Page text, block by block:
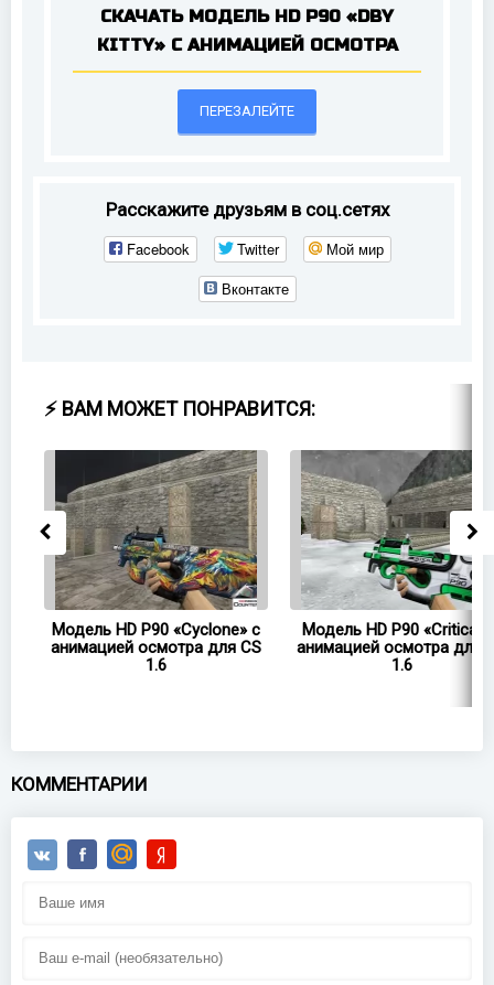
СКАЧАТЬ МОДЕЛЬ HD P90 «DBY
KITTY» С АНИМАЦИЕЙ ОСМОТРА
ПЕРЕЗАЛЕЙТЕ
Расскажите друзьям в соц.сетях
Facebook Twitter
Мой мир
Вконтакте
⚡ ВАМ МОЖЕТ ПОНРАВИТСЯ:
Модель HD P90 «Cyclone» с
анимацией осмотра для CS
1.6
Модель HD P90 «Critical»
анимацией осмотра для
1.6
КОММЕНТАРИИ